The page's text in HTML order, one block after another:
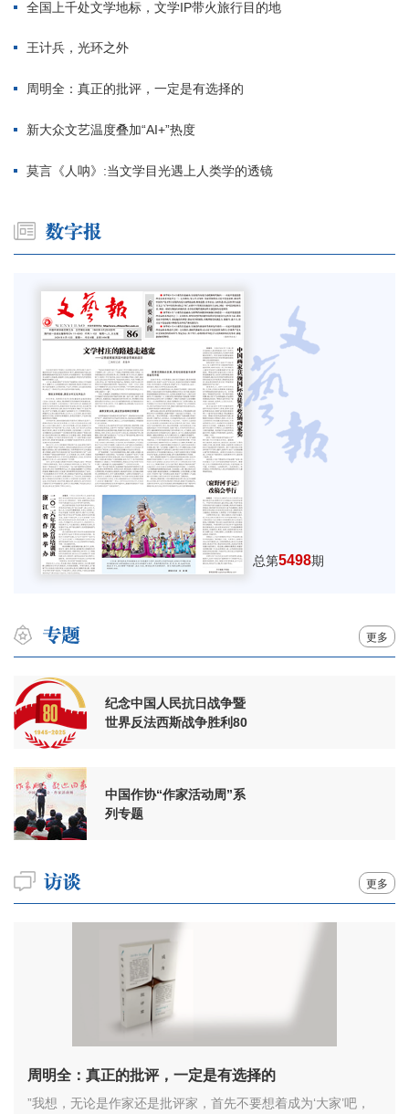
全国上千处文学地标，文学IP带火旅行目的地
王计兵，光环之外
周明全：真正的批评，一定是有选择的
新大众文艺温度叠加“AI+”热度
莫言《人呐》:当文学目光遇上人类学的透镜
总第5498期
更多
纪念中国人民抗日战争暨
世界反法西斯战争胜利80
中国作协“作家活动周”系
列专题
更多
周明全：真正的批评，一定是有选择的
”我想，无论是作家还是批评家，首先不要想着成为‘大家’吧，